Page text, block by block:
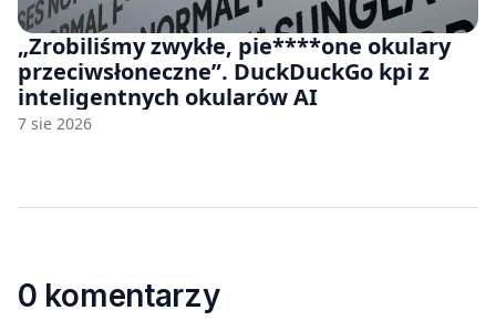
„Zrobiliśmy zwykłe, pie****one okulary
przeciwsłoneczne”. DuckDuckGo kpi z
inteligentnych okularów AI
7 sie 2026
0 komentarzy